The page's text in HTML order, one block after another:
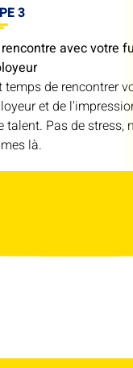
3
avec votre
temps de rencontrer
et de
talent. Pas de stress,
là.